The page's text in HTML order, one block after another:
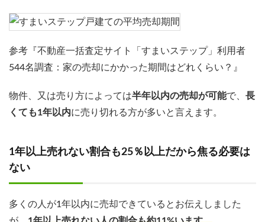
参考『不動産一括査定サイト「すまいステップ」利用者
544名調査：家の売却にかかった期間はどれくらい？』
物件、又は売り方によっては半年以内の売却が可能で、 長
くても1年以内に売り切れる方が多いと言えます。
1年以上売れない割合も25％以上だから焦る必要は
ない
多くの人が1年以内に売却できているとお伝えしました